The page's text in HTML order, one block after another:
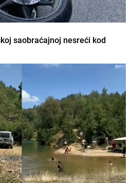
saobraćajnoj nesreći kod